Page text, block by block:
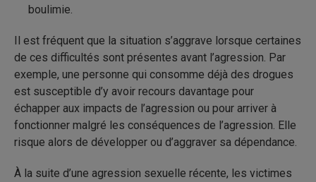
boulimie.
Il est fréquent que la situation s’aggrave lorsque certaines
de ces difficultés sont présentes avant l’agression. Par
exemple, une personne qui consomme déjà des drogues
est susceptible d’y avoir recours davantage pour
échapper aux impacts de l’agression ou pour arriver à
fonctionner malgré les conséquences de l’agression. Elle
risque alors de développer ou d’aggraver sa dépendance.
À la suite d’une agression sexuelle récente, les victimes